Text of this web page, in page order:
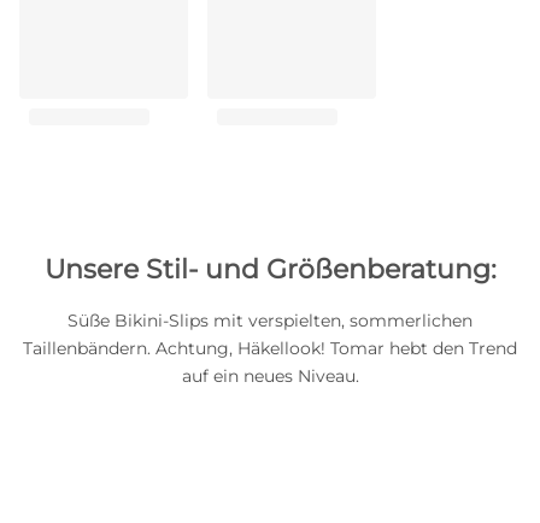
Unsere Stil- und Größenberatung:
Süße Bikini-Slips mit verspielten, sommerlichen
Taillenbändern. Achtung, Häkellook! Tomar hebt den Trend
auf ein neues Niveau.